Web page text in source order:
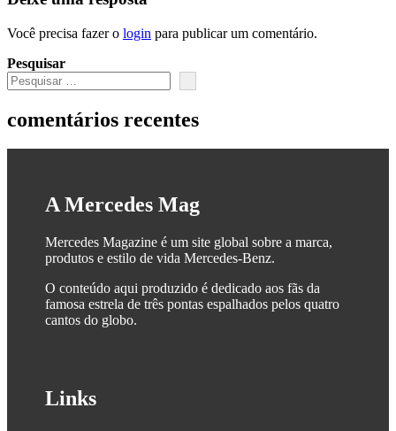
Você precisa fazer o login para publicar um comentário.
Pesquisar
comentários recentes
A Mercedes Mag
Mercedes Magazine é um site global sobre a marca,
produtos e estilo de vida Mercedes-Benz.
O conteúdo aqui produzido é dedicado aos fãs da
famosa estrela de três pontas espalhados pelos quatro
cantos do globo.
Links